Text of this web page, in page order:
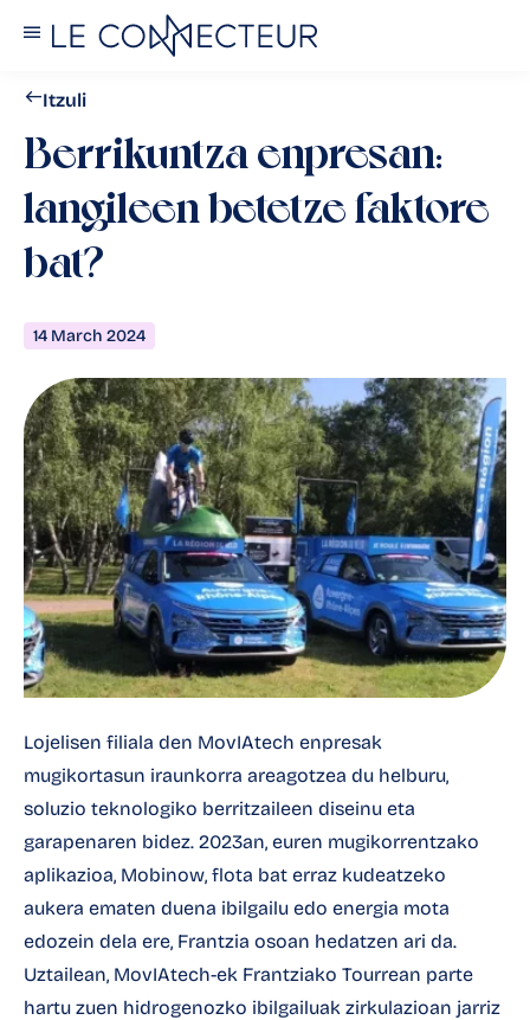
Itzuli
Berrikuntza enpresan:
langileen betetze faktore
bat?
14 March 2024
Lojelisen filiala den MovIAtech enpresak
mugikortasun iraunkorra areagotzea du helburu,
soluzio teknologiko berritzaileen diseinu eta
garapenaren bidez. 2023an, euren mugikorrentzako
aplikazioa, Mobinow, flota bat erraz kudeatzeko
aukera ematen duena ibilgailu edo energia mota
edozein dela ere, Frantzia osoan hedatzen ari da.
Uztailean, MovIAtech-ek Frantziako Tourrean parte
hartu zuen hidrogenozko ibilgailuak zirkulazioan jarriz